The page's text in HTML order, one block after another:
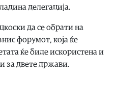
делегација.
да се обрати на
форумот, која ќе
ќе биде искористена и
за двете држави.